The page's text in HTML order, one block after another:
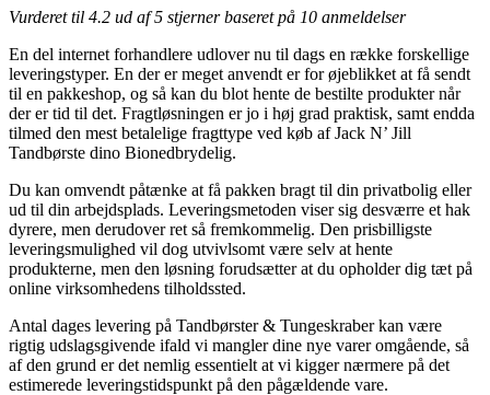
Vurderet til 4.2 ud af 5 stjerner baseret på 10 anmeldelser
En del internet forhandlere udlover nu til dags en række forskellige
leveringstyper. En der er meget anvendt er for øjeblikket at få sendt
til en pakkeshop, og så kan du blot hente de bestilte produkter når
der er tid til det. Fragtløsningen er jo i høj grad praktisk, samt endda
tilmed den mest betalelige fragttype ved køb af Jack N’ Jill
Tandbørste dino Bionedbrydelig.
Du kan omvendt påtænke at få pakken bragt til din privatbolig eller
ud til din arbejdsplads. Leveringsmetoden viser sig desværre et hak
dyrere, men derudover ret så fremkommelig. Den prisbilligste
leveringsmulighed vil dog utvivlsomt være selv at hente
produkterne, men den løsning forudsætter at du opholder dig tæt på
online virksomhedens tilholdssted.
Antal dages levering på Tandbørster & Tungeskraber kan være
rigtig udslagsgivende ifald vi mangler dine nye varer omgående, så
af den grund er det nemlig essentielt at vi kigger nærmere på det
estimerede leveringstidspunkt på den pågældende vare.